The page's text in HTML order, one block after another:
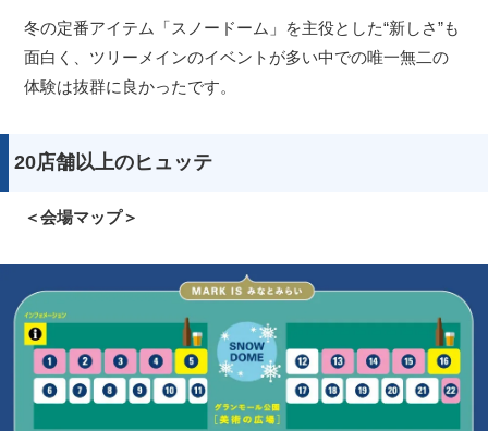
冬の定番アイテム「スノードーム」を主役とした“新しさ”も
面白く、ツリーメインのイベントが多い中での唯一無二の
体験は抜群に良かったです。
20店舗以上のヒュッテ
＜会場マップ＞